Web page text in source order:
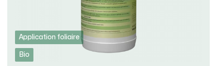
Application foliaire
Bio